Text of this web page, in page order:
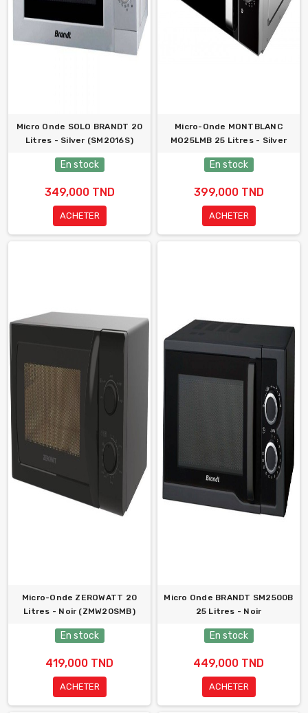
Micro Onde SOLO BRANDT 20
Litres - Silver (SM2016S)
En stock
349,000 TND
ACHETER
Micro-Onde MONTBLANC
MO25LMB 25 Litres - Silver
En stock
399,000 TND
ACHETER
Micro-Onde ZEROWATT 20
Litres - Noir (ZMW20SMB)
En stock
419,000 TND
ACHETER
Micro Onde BRANDT SM2500B
25 Litres - Noir
En stock
449,000 TND
ACHETER